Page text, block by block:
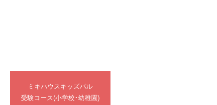
ミキハウスキッズパル
受験コース(小学校･幼稚園)